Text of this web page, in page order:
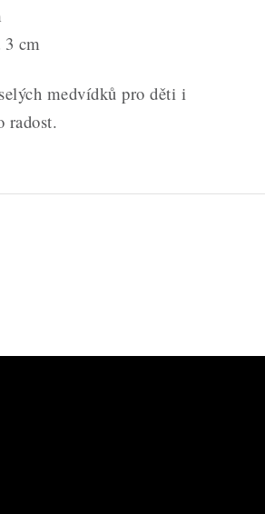
cm
medvídků pro děti i
radost.